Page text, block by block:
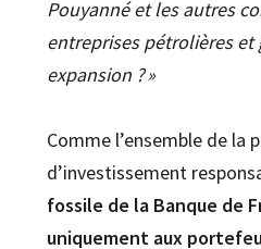
Pouyanné et les autres
entreprises pétrolières et
expansion ? »
Comme l’ensemble de la
d’investissement
fossile de la Banque de
uniquement aux